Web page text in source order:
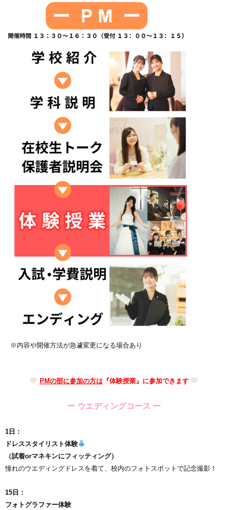
※ 内容や開催方法が急遽変更になる場合あり
PMの部に参加の方は『体験授業』に参加できます
ー ウエディングコース ー
1日：
ドレススタイリスト体験
（試着orマネキンにフィッティング）
憧れのウエディングドレスを着て、校内のフォトスポットで記念撮影！
15日：
フォトグラファー体験